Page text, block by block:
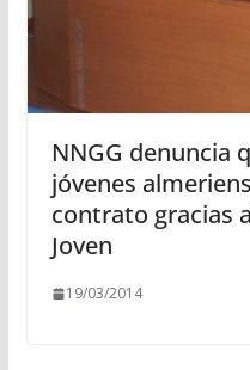
NNGG denuncia
jóvenes
contrato gracias
Joven
19/03/2014